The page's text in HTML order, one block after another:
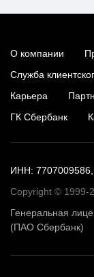
О компании
Служба
Карьера
ГК Сбербанк
ИНН:
Copyright © 1999-
Генеральная
(ПАО Сбербанк)